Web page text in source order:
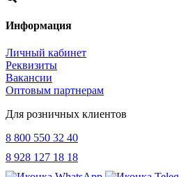
Информация
Личный кабинет
Реквизиты
Вакансии
Оптовым партнерам
Для розничных клиентов
8 800 550 32 40
8 928 127 18 18